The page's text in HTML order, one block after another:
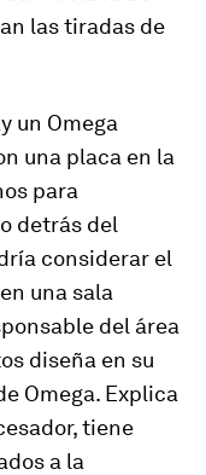
las tiradas de
un Omega
una placa en la
para
detrás del
considerar el
una sala
del área
diseña en su
Omega. Explica
tiene
a la